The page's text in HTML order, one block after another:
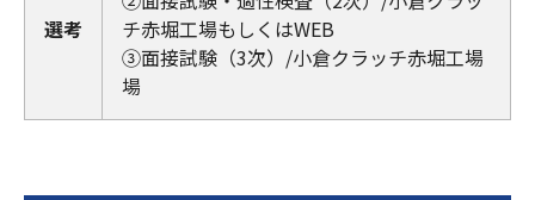
選考
チ赤堀工場もしくはWEB
➂面接試験（3次）/小倉クラッチ赤堀工場
場